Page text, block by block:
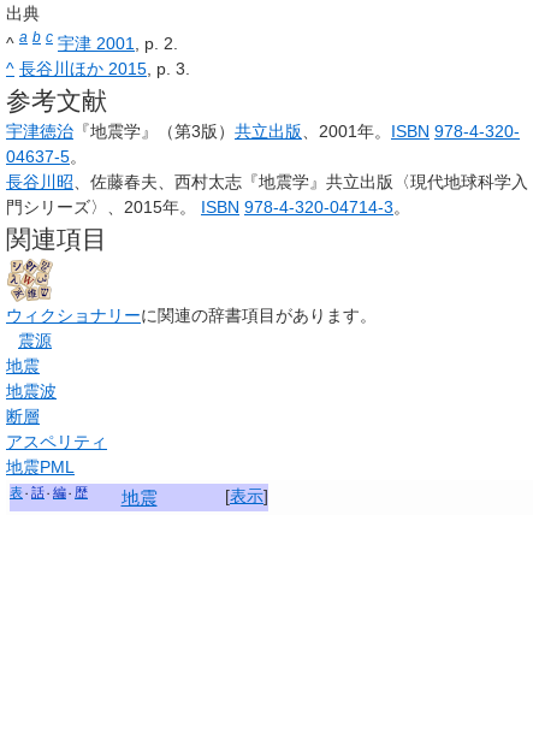
出典
^ a b c 宇津 2001
, p. 2.
^ 長谷川ほか 2015 , p. 3.
参考文献
宇津徳治 『地震学』（第3版） 共立出版 、2001年。 ISBN 978-4-320-
04637-5。
長谷川昭 、佐藤春夫、西村太志『地震学』共立出版〈現代地球科学入
門シリーズ〉、2015年。 ISBN 978-4-320-04714-3。
関連項目
ウィクショナリーに関連の辞書項目があります。
震源
地震
地震波
断層
アスペリティ
地震PML
[表示]
表 話 編 歴 地震